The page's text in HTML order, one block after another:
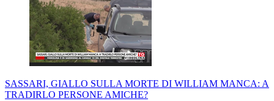
SASSARI, GIALLO SULLA MORTE DI WILLIAM MANCA: A
TRADIRLO PERSONE AMICHE?